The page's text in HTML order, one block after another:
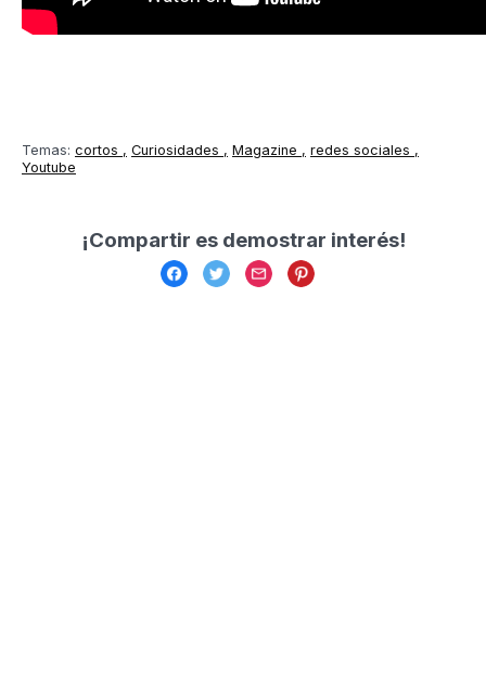
Temas: cortos Curiosidades Magazine
redes sociales
Youtube
¡Compartir es demostrar interés!